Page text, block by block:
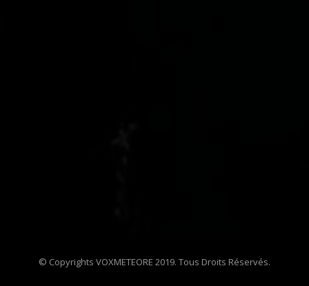
© Copyrights VOXMETEORE 2019. Tous Droits Réservés.